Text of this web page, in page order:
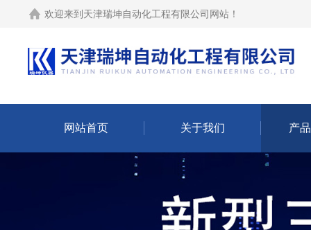
欢迎来到 天津瑞坤自动化工程有限公司网站 ！
网站首页 关于我们 产